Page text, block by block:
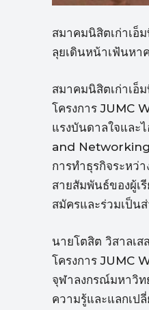
สมาคมนิสิตเก่าเอ็
ลุยเดินหน้าเฟ้นหา
สมาคมนิสิตเก่าเอ็
โครงการ JUMC
แรงบันดาลใจและ
and Networking
การทำธุรกิจระหว่
สายสัมพันธ์ของผู้เ
สมัครและร่วมเป็น
นายโตสิต วิสาลเ
โครงการ JUMC
จุฬาลงกรณ์มหาวิท
ความรู้และแลกเป